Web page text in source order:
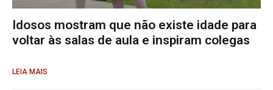
Idosos mostram que não existe idade para
voltar às salas de aula e inspiram colegas
LEIA MAIS